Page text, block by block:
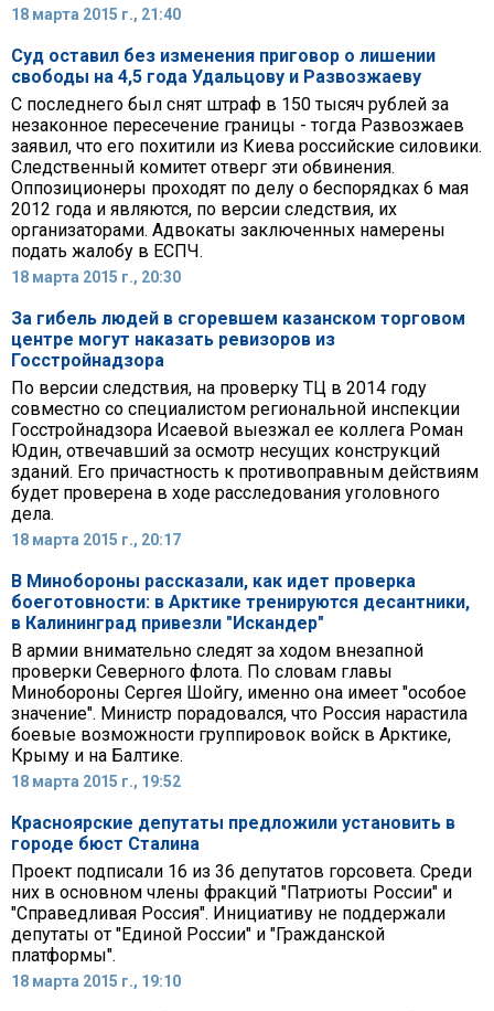
18 марта 2015 г., 21:40
Суд оставил без изменения приговор о лишении
свободы на 4,5 года Удальцову и Развозжаеву
С последнего был снят штраф в 150 тысяч рублей за
незаконное пересечение границы - тогда Развозжаев
заявил, что его похитили из Киева российские силовики.
Следственный комитет отверг эти обвинения.
Оппозиционеры проходят по делу о беспорядках 6 мая
2012 года и являются, по версии следствия, их
организаторами. Адвокаты заключенных намерены
подать жалобу в ЕСПЧ.
18 марта 2015 г., 20:30
За гибель людей в сгоревшем казанском торговом
центре могут наказать ревизоров из
Госстройнадзора
По версии следствия, на проверку ТЦ в 2014 году
совместно со специалистом региональной инспекции
Госстройнадзора Исаевой выезжал ее коллега Роман
Юдин, отвечавший за осмотр несущих конструкций
зданий. Его причастность к противоправным действиям
будет проверена в ходе расследования уголовного
дела.
18 марта 2015 г., 20:17
В Минобороны рассказали, как идет проверка
боеготовности: в Арктике тренируются десантники,
в Калининград привезли "Искандер"
В армии внимательно следят за ходом внезапной
проверки Северного флота. По словам главы
Минобороны Сергея Шойгу, именно она имеет "особое
значение". Министр порадовался, что Россия нарастила
боевые возможности группировок войск в Арктике,
Крыму и на Балтике.
18 марта 2015 г., 19:52
Красноярские депутаты предложили установить в
городе бюст Сталина
Проект подписали 16 из 36 депутатов горсовета. Среди
них в основном члены фракций "Патриоты России" и
"Справедливая Россия". Инициативу не поддержали
депутаты от "Единой России" и "Гражданской
платформы".
18 марта 2015 г., 19:10